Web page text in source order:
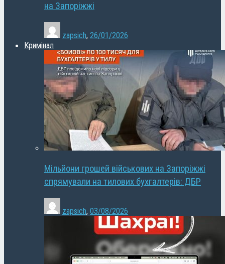
на Запоріжжі
zapsich, 26/01/2026
Кримінал
Мільйони грошей військових на Запоріжжі
спрямували на тилових бухгалтерів: ДБР
zapsich, 03/08/2026